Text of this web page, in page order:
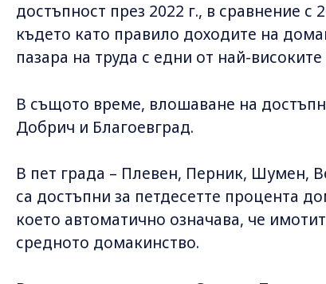
достъпност през 2022 г., в сравнение с
където като правило доходите на
пазара на труда с едни от най-
В същото време, влошаване на
Добрич и Благоевград.
В пет града – Плевен, Перник, Шумен,
са достъпни за петдесетте процента
което автоматично означава, че
средното домакинство.